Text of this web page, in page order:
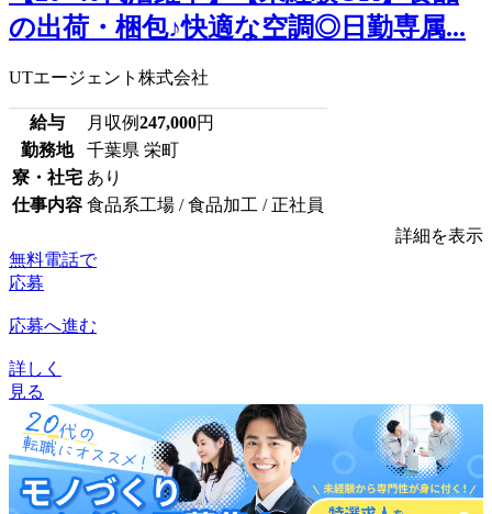
の出荷・梱包♪快適な空調◎日勤専属...
UTエージェント株式会社
給与 月収例247,000円
勤務地
千葉県 栄町
寮・社宅 あり
仕事内容 食品系工場 / 食品加工 / 正社員
詳細を表示
無料電話で
応募
応募へ進む
詳しく
見る